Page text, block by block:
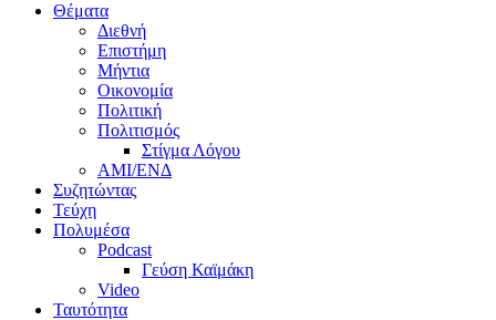
Θέματα
Διεθνή
Επιστήμη
Μήντια
Οικονομία
Πολιτική
Πολιτισμός
Στίγμα Λόγου
AMI/ΕΝΔ
Συζητώντας
Τεύχη
Πολυμέσα
Podcast
Γεύση Καϊμάκη
Video
Ταυτότητα